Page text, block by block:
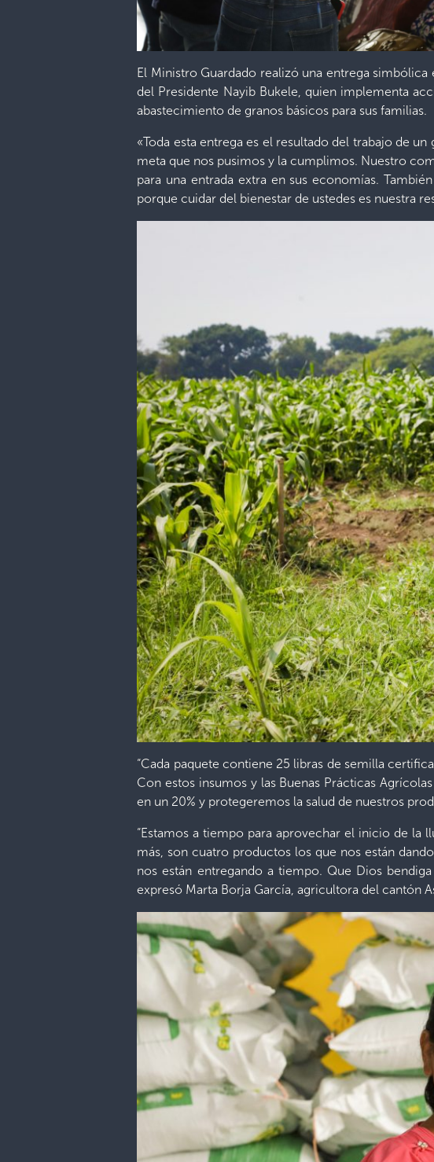
El Ministro Guardado realizó una entrega
del Presidente Nayib Bukele, quien implementa
abastecimiento de granos básicos para sus familias.
«Toda esta entrega es el resultado del trabajo de
meta que nos pusimos y la cumplimos. Nuestro
para una entrada extra en sus economías.
porque cuidar del bienestar de ustedes es nuestra
“Cada paquete contiene 25 libras de semilla
Con estos insumos y las Buenas Prácticas
en un 20% y protegeremos la salud de nuestros
“Estamos a tiempo para aprovechar el inicio de la
más, son cuatro productos los que nos están
nos están entregando a tiempo. Que Dios
expresó Marta Borja García, agricultora del cantón